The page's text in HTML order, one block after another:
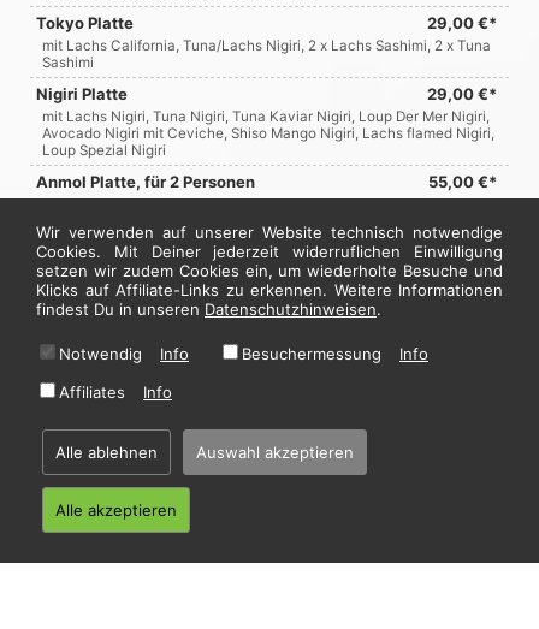
Tokyo Platte 29,00 €*
mit Lachs California, Tuna/Lachs Nigiri, 2 x Lachs Sashimi, 2 x Tuna
Sashimi
Nigiri Platte 29,00 €*
mit Lachs Nigiri, Tuna Nigiri, Tuna Kaviar Nigiri, Loup Der Mer Nigiri,
Avocado Nigiri mit Ceviche, Shiso Mango Nigiri, Lachs flamed Nigiri,
Loup Spezial Nigiri
Anmol Platte, für 2 Personen 55,00 €*
Tennzo Überraschungsplatte, für 4 Personen 95,00 €*
Lassen Sie unsere Sushi-Meister überraschen
und bringen Freude bei Ihnen
Jetzt hier bestellen
* Alle Preise in Euro inkl. gesetzl. MwSt. Abbildungen können ggf. abweichen.
Informationen zu Inhalts- und Zusatzstoffen finden Sie unter
Home
Wir verwenden auf unserer Website technisch notwendige
Cookies. Mit Deiner jederzeit widerruflichen Einwilligung
setzen wir zudem Cookies ein, um wiederholte Besuche und
Klicks auf Affiliate-Links zu erkennen. Weitere Informationen
findest Du in unseren Datenschutzhinweisen.
Notwendig Info Besuchermessung
Info
Affiliates
Info
Alle ablehnen Auswahl akzeptieren
Alle akzeptieren